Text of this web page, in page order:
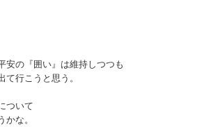
安の『囲い』は維持しつつも
行こうと思う。
ついて
な。